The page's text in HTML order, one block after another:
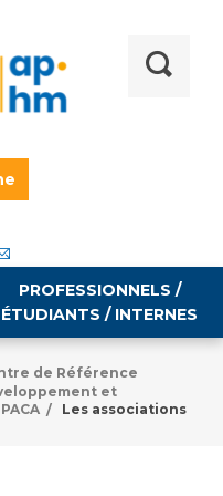
PROFESSIONNELS /
ÉTUDIANTS / INTERNES
de Référence
et
/ Les associations